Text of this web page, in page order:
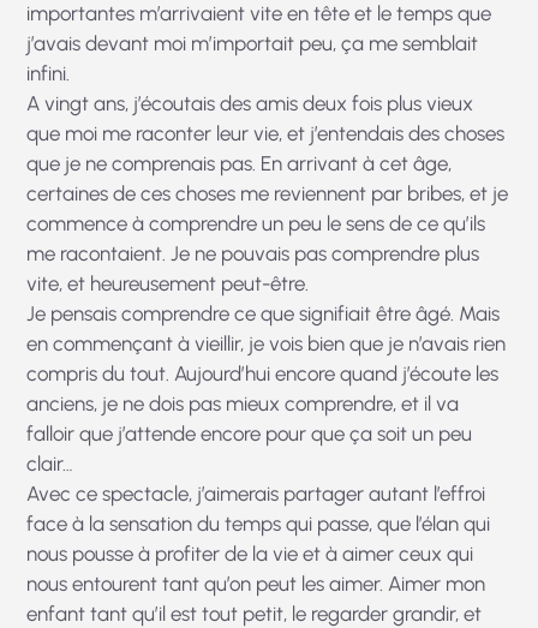
importantes m’arrivaient vite en tête et le temps que
j’avais devant moi m’importait peu, ça me semblait
infini.
A vingt ans, j’écoutais des amis deux fois plus vieux
que moi me raconter leur vie, et j’entendais des choses
que je ne comprenais pas. En arrivant à cet âge,
certaines de ces choses me reviennent par bribes, et je
commence à comprendre un peu le sens de ce qu’ils
me racontaient. Je ne pouvais pas comprendre plus
vite, et heureusement peut-être.
Je pensais comprendre ce que signifiait être âgé. Mais
en commençant à vieillir, je vois bien que je n’avais rien
compris du tout. Aujourd’hui encore quand j’écoute les
anciens, je ne dois pas mieux comprendre, et il va
falloir que j’attende encore pour que ça soit un peu
clair…
Avec ce spectacle, j’aimerais partager autant l’effroi
face à la sensation du temps qui passe, que l’élan qui
nous pousse à profiter de la vie et à aimer ceux qui
nous entourent tant qu’on peut les aimer. Aimer mon
enfant tant qu’il est tout petit, le regarder grandir, et